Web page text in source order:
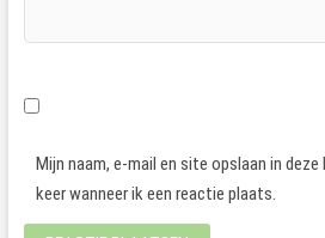
Mijn naam, e-mail en site opslaan in
keer wanneer ik een reactie plaats.